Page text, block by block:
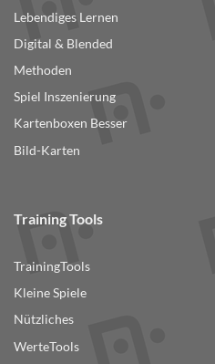
Lebendiges Lernen
Digital & Blended
Methoden
Spiel Inszenierung
Kartenboxen Besser
Bild-Karten
Training Tools
TrainingTools
Kleine Spiele
Nützliches
WerteTools